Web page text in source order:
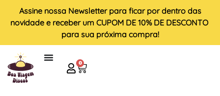
Assine nossa Newsletter para ficar por dentro das
novidade e receber um CUPOM DE 10% DE DESCONTO
para sua próxima compra!
0